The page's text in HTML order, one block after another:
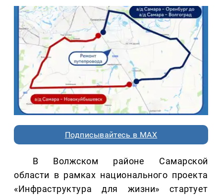
Подписывайтесь в MAX
В Волжском районе Самарской
области в рамках национального проекта
«Инфраструктура для жизни» стартует